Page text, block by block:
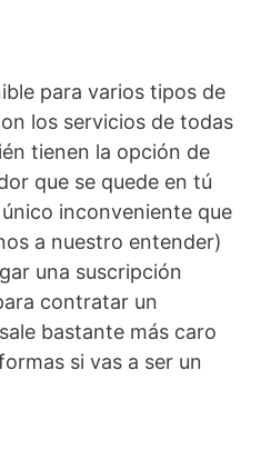
para varios tipos de
los servicios de todas
tienen la opción de
que se quede en tú
inconveniente que
a nuestro entender)
una suscripción
contratar un
bastante más caro
si vas a ser un